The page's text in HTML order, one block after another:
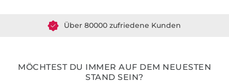
MÖCHTEST DU IMMER AUF DEM NEUESTEN
STAND SEIN?